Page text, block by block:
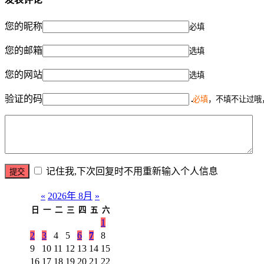
您的昵称 必填
您的邮箱 选填
您的网站 选填
验证的码 必填，不填不让过
记住我,下次回复时不用重新输入个人信息
« 2026年 8月 »
日 一 二 三 四 五 六
1
2
3 4 5 6 7
8
9
10 11 12 13 14 15
16 17 18 19 20 21 22